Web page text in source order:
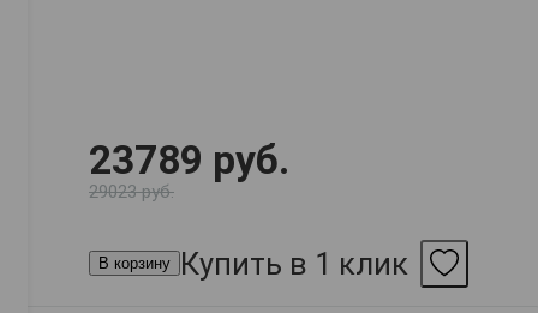
23789 руб.
29023 руб.
В корзину Купить в 1 клик